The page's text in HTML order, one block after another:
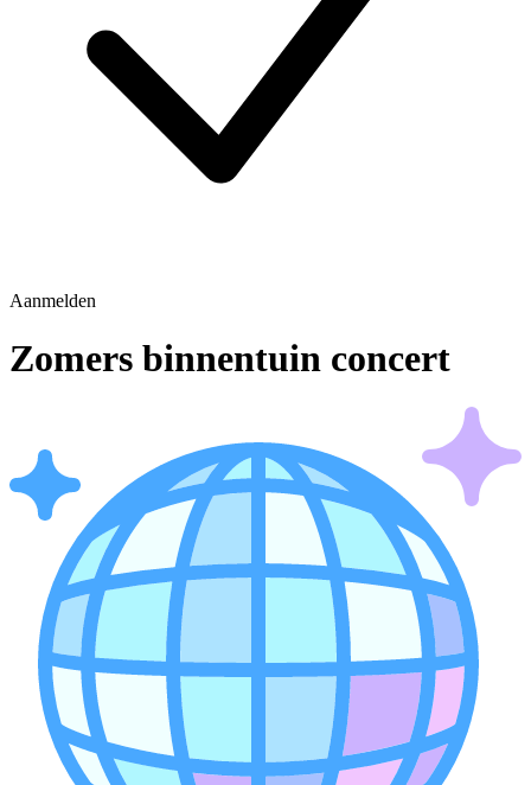
Aanmelden
Zomers binnentuin concert